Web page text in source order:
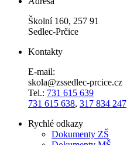
Školní 160, 257 91
Sedlec-Prčice
Kontakty
E-mail:
skola@zssedlec-prcice.cz
Tel.: 731 615 639
731 615 638, 317 834 247
Rychlé odkazy
Dokumenty ZŠ